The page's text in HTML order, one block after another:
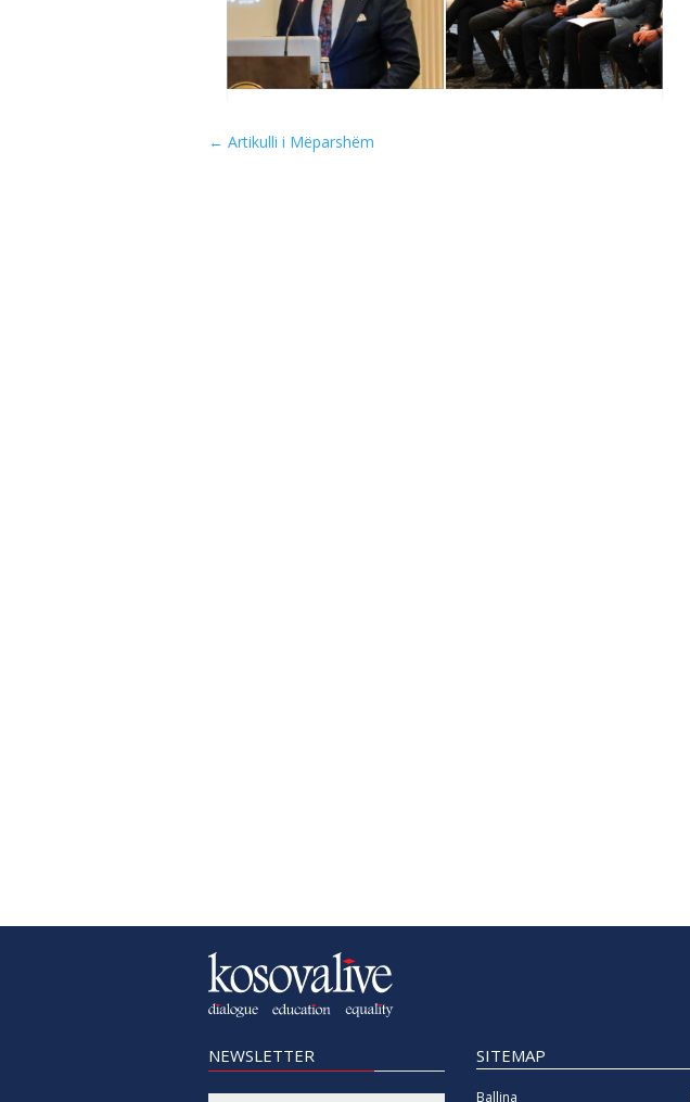
← Artikulli i Mëparshëm
NEWSLETTER SITEMAP
Ballina